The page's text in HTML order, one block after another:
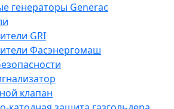
генераторы Generac
GRI
Фасэнергомаш
клапан